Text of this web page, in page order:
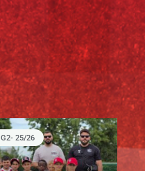
G2- 25/26